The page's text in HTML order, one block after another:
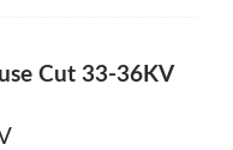
Cut 33-36KV